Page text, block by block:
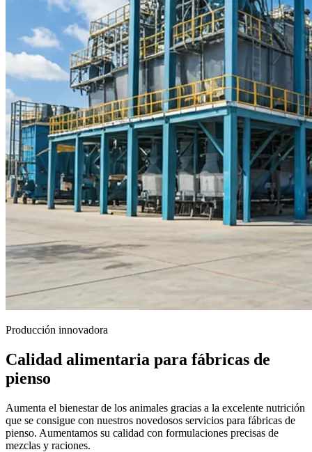
Producción innovadora
Calidad alimentaria para fábricas de
pienso
Aumenta el bienestar de los animales gracias a la excelente nutrición
que se consigue con nuestros novedosos servicios para fábricas de
pienso. Aumentamos su calidad con formulaciones precisas de
mezclas y raciones.